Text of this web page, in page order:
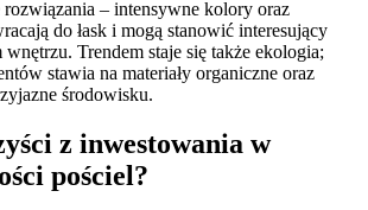
rozwiązania – intensywne kolory oraz
do łask i mogą stanowić interesujący
Trendem staje się także ekologia;
stawia na materiały organiczne oraz
środowisku.
z inwestowania w
pościel?